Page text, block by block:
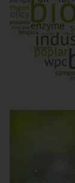
Wind- und
wenn
Process